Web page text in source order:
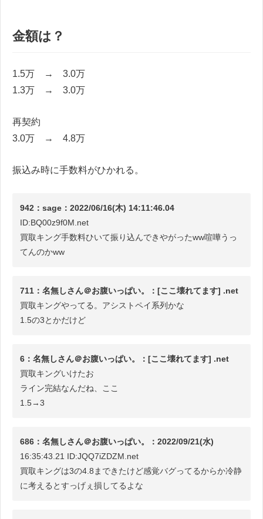
金額は？
1.5万 → 3.0万
1.3万 → 3.0万
再契約
3.0万 → 4.8万
振込み時に手数料がひかれる。
942：sage：2022/06/16(木) 14:11:46.04
ID:BQ00z9f0M.net
買取キング手数料ひいて振り込んできやがったww喧嘩うっ
てんのかww
711：名無しさん＠お腹いっぱい。：[ここ壊れてます] .net
買取キングやってる。アシストペイ系列かな
1.5の3とかだけど
6：名無しさん＠お腹いっぱい。：[ここ壊れてます] .net
買取キングいけたお
ライン完結なんだね、ここ
1.5→3
686：名無しさん＠お腹いっぱい。：2022/09/21(水)
16:35:43.21 ID:JQQ7iZDZM.net
買取キングは3の4.8まできたけど感覚バグってるからか冷静
に考えるとすっげぇ損してるよな